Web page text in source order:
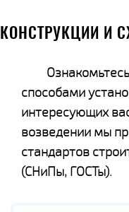
КОНСТРУКЦИИ И
способами
интересующих
возведении мы
стандартов
(СНиПы, ГОСТы).